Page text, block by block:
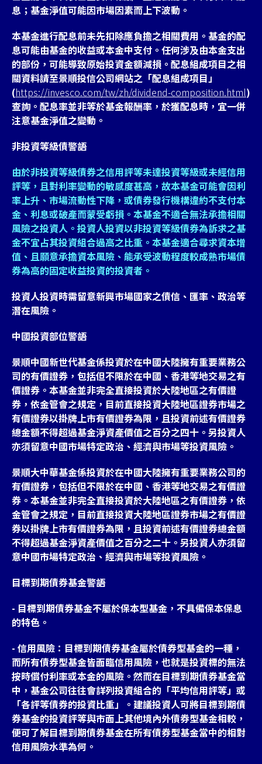
息；基金淨值可能因市場因素而上下波動。
本基金進行配息前未先扣除應負擔之相關費用。基金的配
息可能由基金的收益或本金中支付。任何涉及由本金支出
的部份，可能導致原始投資金額減損。配息組成項目之相
關資料請至景順投信公司網站之「配息組成項目」
(https://invesco.com/tw/zh/dividend-composition.html)
查詢。配息率並非等於基金報酬率，於獲配息時，宜一併
注意基金淨值之變動。
非投資等級債警語
由於非投資等級債券之信用評等未達投資等級或未經信用
評等，且對利率變動的敏感度甚高，故本基金可能會因利
率上升、市場流動性下降，或債券發行機構違約不支付本
金、利息或破產而蒙受虧損。本基金不適合無法承擔相關
風險之投資人。投資人投資以非投資等級債券為訴求之基
金不宜占其投資組合過高之比重。本基金適合尋求資本增
值、且願意承擔資本風險、能承受波動程度較成熟市場債
券為高的固定收益投資的投資者。
投資人投資時需留意新興市場國家之債信、匯率、政治等
潛在風險。
中國投資部位警語
景順中國新世代基金係投資於在中國大陸擁有重要業務公
司的有價證券，包括但不限於在中國、香港等地交易之有
價證券。本基金並非完全直接投資於大陸地區之有價證
券，依金管會之規定，目前直接投資大陸地區證券市場之
有價證券以掛牌上市有價證券為限，且投資前述有價證券
總金額不得超過基金淨資產價值之百分之四十。另投資人
亦須留意中國市場特定政治、經濟與市場等投資風險。
景順大中華基金係投資於在中國大陸擁有重要業務公司的
有價證券，包括但不限於在中國、香港等地交易之有價證
券。本基金並非完全直接投資於大陸地區之有價證券，依
金管會之規定，目前直接投資大陸地區證券市場之有價證
券以掛牌上市有價證券為限，且投資前述有價證券總金額
不得超過基金淨資產價值之百分之二十。另投資人亦須留
意中國市場特定政治、經濟與市場等投資風險。
目標到期債券基金警語
- 目標到期債券基金不屬於保本型基金，不具備保本保息
的特色。
- 信用風險：目標到期債券基金屬於債券型基金的一種，
而所有債券型基金皆面臨信用風險，也就是投資標的無法
按時償付利率或本金的風險。然而在目標到期債券基金當
中，基金公司往往會詳列投資組合的「平均信用評等」或
「各評等債券的投資比重」。建議投資人可將目標到期債
券基金的投資評等與市面上其他境內外債券型基金相較，
便可了解目標到期債券基金在所有債券型基金當中的相對
信用風險水準為何。